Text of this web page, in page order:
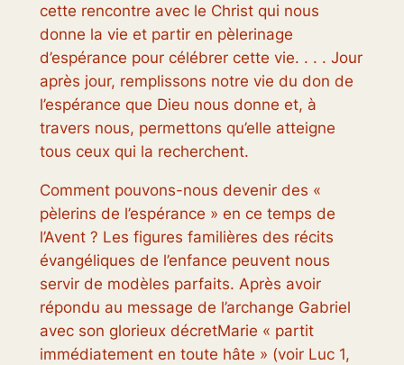
cette rencontre avec le Christ qui nous
donne la vie et partir en pèlerinage
d’espérance pour célébrer cette vie. . . . Jour
après jour, remplissons notre vie du don de
l’espérance que Dieu nous donne et, à
travers nous, permettons qu’elle atteigne
tous ceux qui la recherchent.
Comment pouvons-nous devenir des «
pèlerins de l’espérance » en ce temps de
l’Avent ? Les figures familières des récits
évangéliques de l’enfance peuvent nous
servir de modèles parfaits. Après avoir
répondu au message de l’archange Gabriel
avec son glorieux décretMarie « partit
immédiatement en toute hâte » (voir Luc 1,